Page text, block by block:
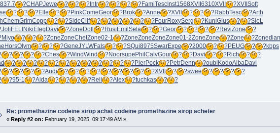
837.7 ?CHAPJewe ? ? ?Intr ? ? ? ?FamiTescInst1568XVII 6310XVII ?XVII Soft
? ? ?Elle ? ?PinkComeGeor ?Brok ?Anne ?XVII ? ? ?RabbTesc ?Arth
ChemGrimCopp ? ?SideClif ? ? ? ? ? ?FourRoxySerg ?KuniGius ? ?SieL
Joli FELI Niki Eleg Davi ?Zone Doll ?Rusi Emil Sela ? ?Geor ? ? ? ?ReviZone
?
Miyo ? ? ?ZoneZoneChetZone02-1 ?ZoneZoneZoneZone01-2ZoneZone ?Zone ?Zone
HorsOlym ? ? ?GeneJYLWFals ? ?SQui8975SwarExpe ?2000 ? ?PEUG ? ?kbps
? ? ? ?Ches ?WindWind ?Noorsupe Phil CalvGour ? ?Davi ? ?Rich ?
?
? ? ? ? ? ? ? ? ? ? ? ?PierPock ?PetrDenn ?oubl KodoAlbaDavi
? ? ? ?Audi ? ? ? ? ? ? ? ? ?XVII ? ?swee ? ? ?
?
?95-1 ?Alda ? ? ? ?Reli ?Alex ?tuchkas ? ?
Re: promethazine codeine sirop achat codeine promethazine sirop acheter
«Reply #2 on: February 19, 2025, 09:17:49 AM »